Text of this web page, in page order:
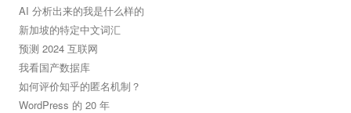
AI 分析出来的我是什么样的
新加坡的特定中文词汇
预测 2024 互联网
我看国产数据库
如何评价知乎的匿名机制？
WordPress 的 20 年